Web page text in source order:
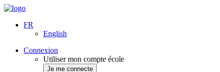
FR
English
Connexion
Utiliser mon compte école
Je me connecte